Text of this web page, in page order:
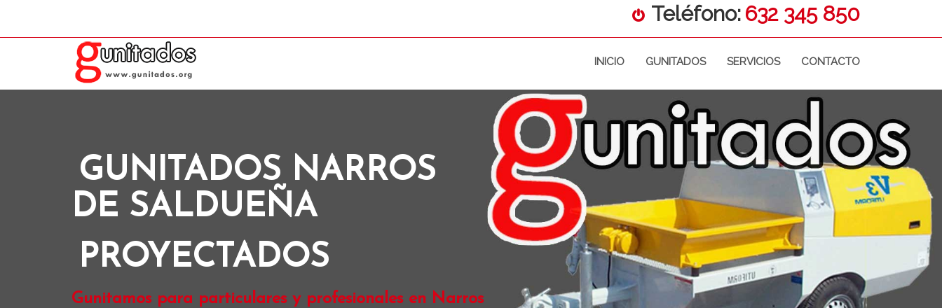
Teléfono: 632 345 850
INICIO GUNITADOS SERVICIOS CONTACTO
GUNITADOS NARROS
DE SALDUEÑA
PROYECTADOS
Gunitamos para particulares y profesionales en Narros